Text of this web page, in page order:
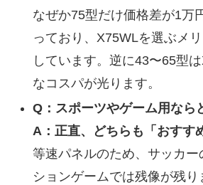
なぜか75型だけ価格差が1万
っており、X75WLを選ぶメ
しています。逆に43〜65型
なコスパが光ります。
Q：スポーツやゲーム用なら
A：正直、どちらも「おすす
等速パネルのため、サッカー
ションゲームでは残像が残